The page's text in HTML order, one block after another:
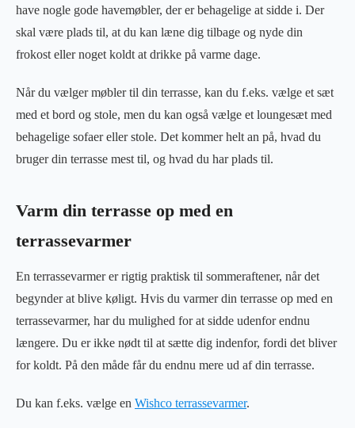
have nogle gode havemøbler, der er behagelige at sidde i. Der
skal være plads til, at du kan læne dig tilbage og nyde din
frokost eller noget koldt at drikke på varme dage.
Når du vælger møbler til din terrasse, kan du f.eks. vælge et sæt
med et bord og stole, men du kan også vælge et loungesæt med
behagelige sofaer eller stole. Det kommer helt an på, hvad du
bruger din terrasse mest til, og hvad du har plads til.
Varm din terrasse op med en
terrassevarmer
En terrassevarmer er rigtig praktisk til sommeraftener, når det
begynder at blive køligt. Hvis du varmer din terrasse op med en
terrassevarmer, har du mulighed for at sidde udenfor endnu
længere. Du er ikke nødt til at sætte dig indenfor, fordi det bliver
for koldt. På den måde får du endnu mere ud af din terrasse.
Du kan f.eks. vælge en Wishco terrassevarmer.